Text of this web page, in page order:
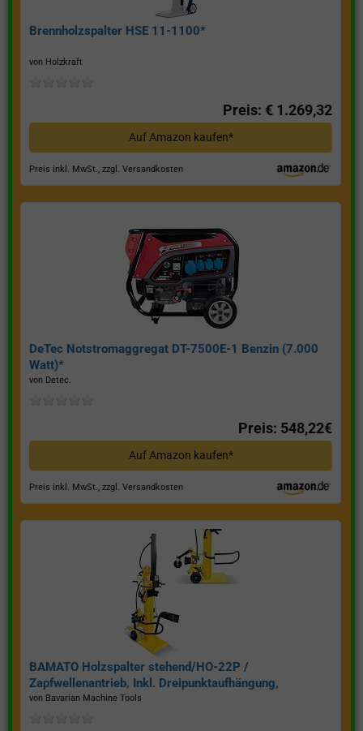
Brennholzspalter HSE 11-1100*
von Holzkraft
Preis: € 1.269,32
Auf Amazon kaufen*
Preis inkl. MwSt., zzgl. Versandkosten
DeTec Notstromaggregat DT-7500E-1 Benzin (7.000
Watt)*
von Detec.
Preis: 548,22€
Auf Amazon kaufen*
Preis inkl. MwSt., zzgl. Versandkosten
BAMATO Holzspalter stehend/HO-22P /
Zapfwellenantrieb, Inkl. Dreipunktaufhängung,
Spaltkraft 22 Tonnen*
von Bavarian Machine Tools